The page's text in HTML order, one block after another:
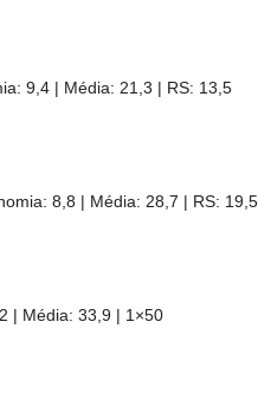
9,4 | Média: 21,3 | RS: 13,5
8,8 | Média: 28,7 | RS: 19,5
| Média: 33,9 | 1×50